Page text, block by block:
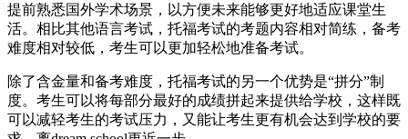
提前熟悉国外学术场景，以方便未来能够更好地适应课堂生
活。相比其他语言考试，托福考试的考题内容相对简练，备考
难度相对较低，考生可以更加轻松地准备考试。
除了含金量和备考难度，托福考试的另一个优势是“拼分”制
度。考生可以将每部分最好的成绩拼起来提供给学校，这样既
可以减轻考生的考试压力，又能让考生更有机会达到学校的要